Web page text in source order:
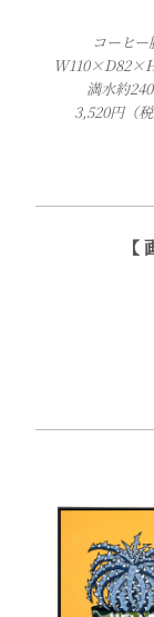
コーヒー
満水約
3,520円（税
【